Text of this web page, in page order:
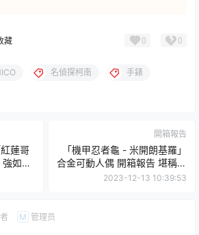
藏 0 0
名偵探柯南 手錶
蓮哥
如怪
開箱報告
「機甲忍者龜 - 米開朗基羅」
合金可動人偶 開箱報告 堪稱移
動武器庫的超豪華火力！
2023-12-13 10:39:53
M 管理员